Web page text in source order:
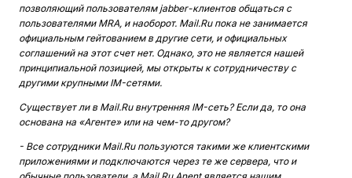
позволяющий пользователям jabber-клиентов общаться с
пользователями MRA, и наоборот. Mail.Ru пока не занимается
официальным гейтованием в другие сети, и официальных
соглашений на этот счет нет. Однако, это не является нашей
принципиальной позицией, мы открыты к сотрудничеству с
другими крупными IM-сетями.
Существует ли в Mail.Ru внутренняя IM-сеть? Если да, то она
основана на «Агенте» или на чем-то другом?
- Все сотрудники Mail.Ru пользуются такими же клиентскими
приложениями и подключаются через те же сервера, что и